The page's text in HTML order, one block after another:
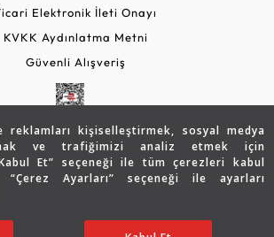
reklamları kişiselleştirmek, sosyal medya
ve trafiğimizi analiz etmek için
Et” seçeneği ile tüm çerezleri kabul
Ayarları” seçeneği ile ayarları
Elektronik İleti Onayı
KVKK Aydınlatma Metni
Güvenli Alışveriş